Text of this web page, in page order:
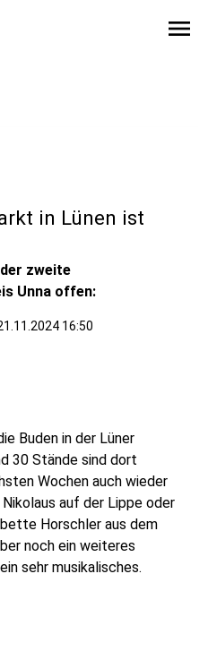
menu
in Lünen ist
zweite
Unna offen:
16:50
Buden in der Lüner
30 Stände sind dort
Wochen auch wieder
auf der Lippe oder
Horschler aus dem
noch ein weiteres
sehr musikalisches.